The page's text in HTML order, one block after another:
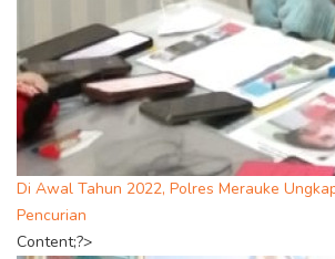
Di Awal Tahun 2022, Polres Merauke
Pencurian
Content;?>